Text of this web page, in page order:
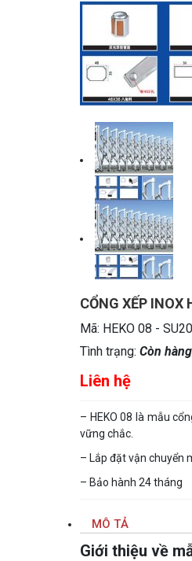
CỔNG XẾP INOX
Mã: HEKO 08 -
Tình trạng: Còn hàng
Liên hệ
– HEKO 08 là mẫu
vững chắc.
– Lắp đặt vận chuyển
– Bảo hành 24 tháng
MÔ TẢ
Giới thiệu về